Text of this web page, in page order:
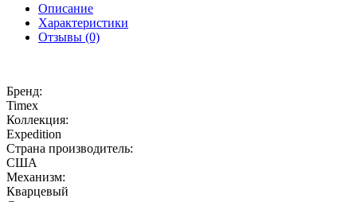
Описание
Характеристики
Отзывы (0)
Бренд:
Timex
Коллекция:
Expedition
Страна производитель:
США
Механизм:
Кварцевый